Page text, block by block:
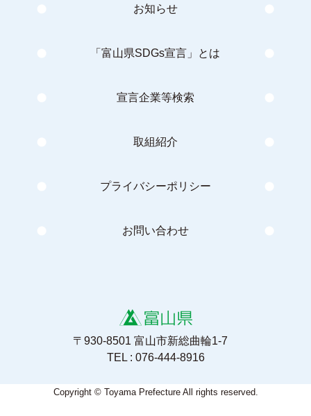
お知らせ
「富山県SDGs宣言」とは
宣言企業等検索
取組紹介
プライバシーポリシー
お問い合わせ
〒930-8501 富山市新総曲輪1-7
TEL : 076-444-8916
Copyright © Toyama Prefecture All rights reserved.